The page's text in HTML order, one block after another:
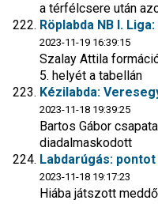
a térfélcsere után
Röplabda NB I.
2023-11-19 16:39:15
Szalay Attila
5. helyét a tabellán
Kézilabda:
2023-11-18 19:39:25
Bartos Gábor
diadalmaskodott
Labdarúgás:
2023-11-18 19:17:23
Hiába játszott